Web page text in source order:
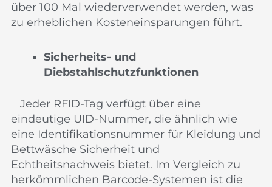
über 100 Mal wiederverwendet werden, was
zu erheblichen Kosteneinsparungen führt.
Sicherheits- und
Diebstahlschutzfunktionen
Jeder RFID-Tag verfügt über eine
eindeutige UID-Nummer, die ähnlich wie
eine Identifikationsnummer für Kleidung und
Bettwäsche Sicherheit und
Echtheitsnachweis bietet. Im Vergleich zu
herkömmlichen Barcode-Systemen ist die